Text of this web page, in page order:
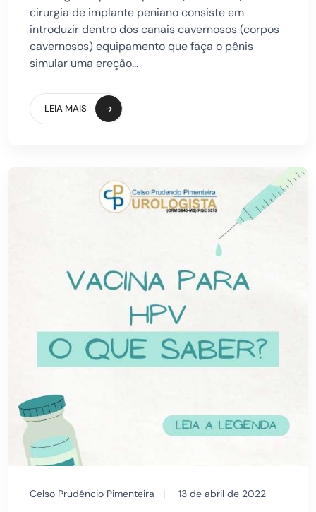
cirurgia de implante peniano consiste em
introduzir dentro dos canais cavernosos (corpos
cavernosos) equipamento que faça o pênis
simular uma ereção...
LEIA MAIS
Celso Prudêncio Pimenteira 13 de abril de 2022